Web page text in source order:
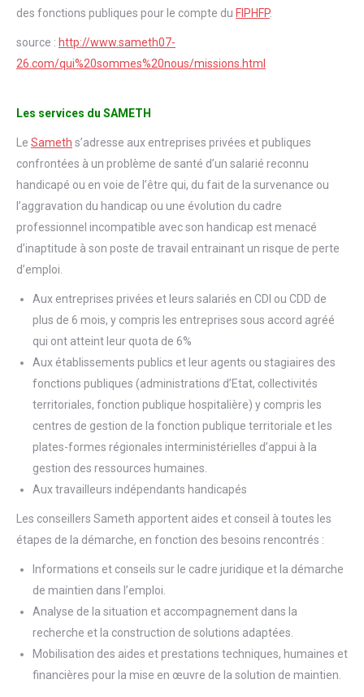
des fonctions publiques pour le compte du FIPHFP.
source : http://www.sameth07-
26.com/qui%20sommes%20nous/missions.html
Les services du SAMETH
Le Sameth s’adresse aux entreprises privées et publiques
confrontées à un problème de santé d’un salarié reconnu
handicapé ou en voie de l’être qui, du fait de la survenance ou
l’aggravation du handicap ou une évolution du cadre
professionnel incompatible avec son handicap est menacé
d’inaptitude à son poste de travail entrainant un risque de perte
d’emploi.
Aux entreprises privées et leurs salariés en CDI ou CDD de
plus de 6 mois, y compris les entreprises sous accord agréé
qui ont atteint leur quota de 6%
Aux établissements publics et leur agents ou stagiaires des
fonctions publiques (administrations d’Etat, collectivités
territoriales, fonction publique hospitalière) y compris les
centres de gestion de la fonction publique territoriale et les
plates-formes régionales interministérielles d’appui à la
gestion des ressources humaines.
Aux travailleurs indépendants handicapés
Les conseillers Sameth apportent aides et conseil à toutes les
étapes de la démarche, en fonction des besoins rencontrés :
Informations et conseils sur le cadre juridique et la démarche
de maintien dans l’emploi.
Analyse de la situation et accompagnement dans la
recherche et la construction de solutions adaptées.
Mobilisation des aides et prestations techniques, humaines et
financières pour la mise en œuvre de la solution de maintien.